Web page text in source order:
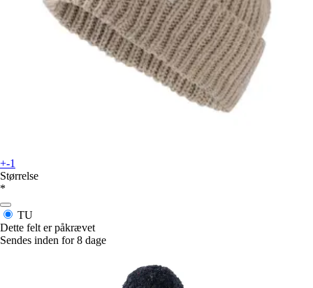
+-1
Størrelse
*
TU
Dette felt er påkrævet
Sendes inden for 8 dage